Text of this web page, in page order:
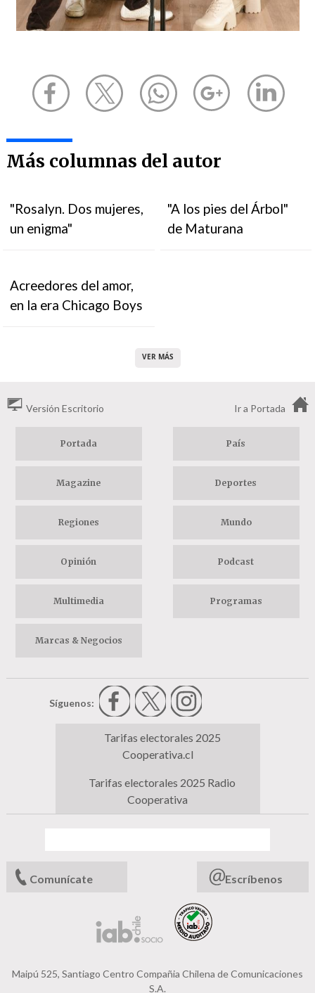
Más columnas del autor
"Rosalyn. Dos mujeres,
un enigma"
"A los pies del Árbol"
de Maturana
Acreedores del amor,
en la era Chicago Boys
VER MÁS
Versión Escritorio Ir a Portada
Portada País
Magazine Deportes
Regiones Mundo
Opinión Podcast
Multimedia Programas
Marcas & Negocios
Síguenos:
Tarifas electorales 2025
Cooperativa.cl
Tarifas electorales 2025 Radio
Cooperativa
Comunícate Escríbenos
Maipú 525, Santiago Centro Compañia Chilena de Comunicaciones
S.A.